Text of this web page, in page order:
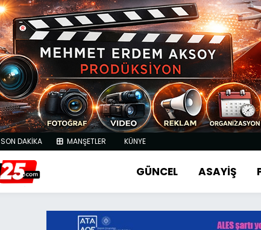
SON DAKİKA MANŞETLER KÜNYE
GÜNCEL ASAYİŞ